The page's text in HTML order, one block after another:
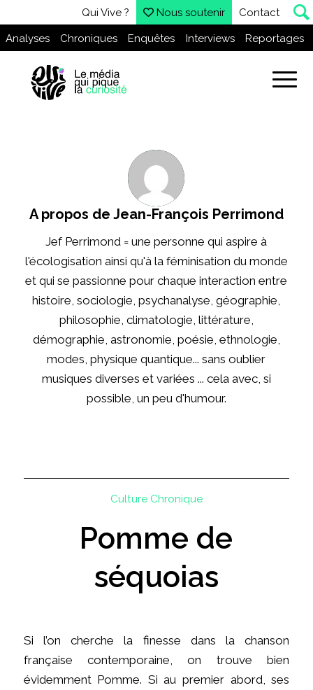
Qui Vive ? Nous soutenir Contact
Analyses Chroniques Enquêtes Interviews Reportages
A propos de Jean-François Perrimond
Jef Perrimond = une personne qui aspire à
l'écologisation ainsi qu'à la féminisation du monde
et qui se passionne pour chaque interaction entre
histoire, sociologie, psychanalyse, géographie,
philosophie, climatologie, littérature,
démographie, astronomie, poésie, ethnologie,
modes, physique quantique... sans oublier
musiques diverses et variées ... cela avec, si
possible, un peu d'humour.
Culture Chronique
Pomme de
séquoias
Si l’on cherche la finesse dans la chanson
française contemporaine, on trouve bien
évidemment Pomme. Si au premier abord, ses